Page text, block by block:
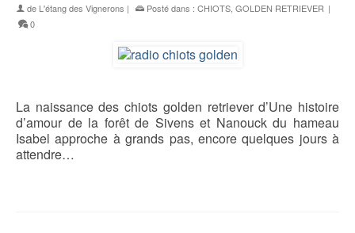
de L'étang des Vignerons | Posté dans : CHIOTS GOLDEN RETRIEVER |
0
La naissance des chiots golden retriever d’Une histoire
d’amour de la forêt de Sivens et Nanouck du hameau
Isabel approche à grands pas, encore quelques jours à
attendre…